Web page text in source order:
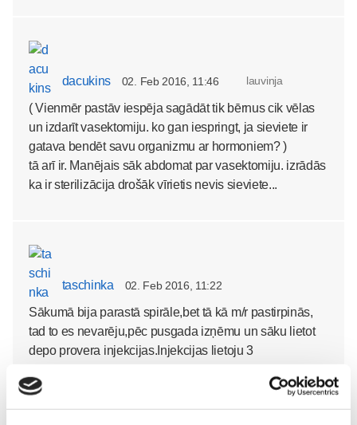
dacukins 02. Feb 2016, 11:46 lauvinja
( Vienmēr pastāv iespēja sagādāt tik bērnus cik vēlas
un izdarīt vasektomiju. ko gan iespringt, ja sieviete ir
gatava bendēt savu organizmu ar hormoniem? )
tā arī ir. Manējais sāk abdomat par vasektomiju. izrādās
ka ir sterilizācija drošāk vīrietis nevis sieviete...
taschinka 02. Feb 2016, 11:22
Sākumā bija parastā spirāle,bet tā kā m/r pastirpinās,
tad to es nevarēju,pēc pusgada izņēmu un sāku lietot
depo provera injekcijas.Injekcijas lietoju 3
labas,bet tad sāka pieaugt svars un nenormala
apetīte.Lietoju 3 gadus un tad beidzu,ieliku spirāli